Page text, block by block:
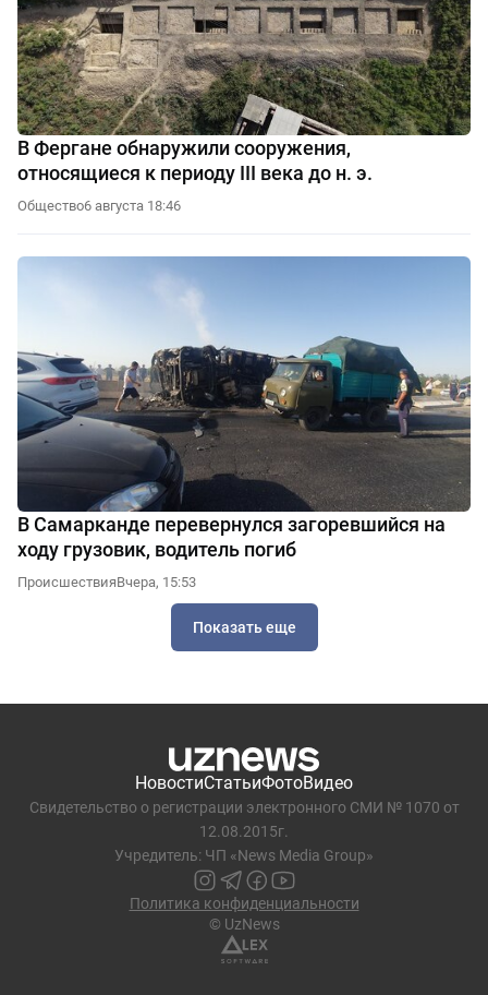
В Фергане обнаружили сооружения,
относящиеся к периоду III века до н. э.
Общество6 августа 18:46
В Самарканде перевернулся загоревшийся на
ходу грузовик, водитель погиб
ПроисшествияВчера, 15:53
Показать еще
НовостиСтатьиФотоВидео
Свидетельство о регистрации электронного СМИ № 1070 от
12.08.2015г.
Учредитель: ЧП «News Media Group»
Политика конфиденциальности
© UzNews